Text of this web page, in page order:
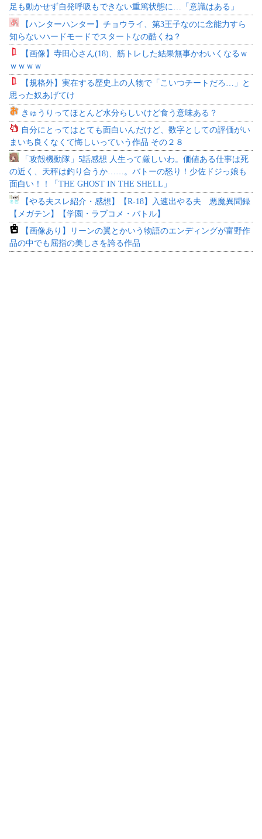
足も動かせず自発呼吸もできない重篤状態に…「意識はある」
【ハンターハンター】チョウライ、第3王子なのに念能力すら
知らないハードモードでスタートなの酷くね？
【画像】寺田心さん(18)、筋トレした結果無事かわいくなるｗ
ｗｗｗｗ
【規格外】実在する歴史上の人物で「こいつチートだろ…」と
思った奴あげてけ
きゅうりってほとんど水分らしいけど食う意味ある？
自分にとってはとても面白いんだけど、数字としての評価がい
まいち良くなくて悔しいっていう作品 その２８
「攻殻機動隊」5話感想 人生って厳しいわ。価値ある仕事は死
の近く、天秤は釣り合うか……。バトーの怒り！少佐ドジっ娘も
面白い！！「THE GHOST IN THE SHELL」
【やる夫スレ紹介・感想】【R-18】入速出やる夫 悪魔異聞録
【メガテン】【学園・ラブコメ・バトル】
【画像あり】リーンの翼とかいう物語のエンディングが富野作
品の中でも屈指の美しさを誇る作品